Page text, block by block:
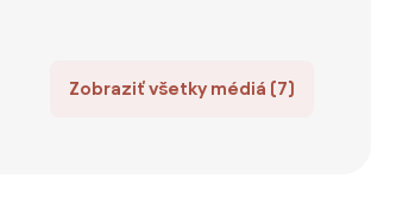
Zobraziť všetky médiá (7)